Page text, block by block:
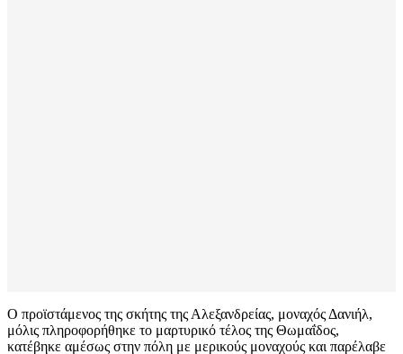
Ο προϊστάμενος της σκήτης της Αλεξανδρείας, μοναχός Δανιήλ,
μόλις πληροφορήθηκε το μαρτυρικό τέλος της Θωμαΐδος,
κατέβηκε αμέσως στην πόλη με μερικούς μοναχούς και παρέλαβε